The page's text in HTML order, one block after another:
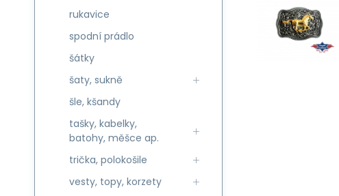
rukavice
spodní prádlo
šátky
šaty, sukně
šle, kšandy
tašky, kabelky,
batohy, měšce ap.
trička, polokošile
vesty, topy, korzety